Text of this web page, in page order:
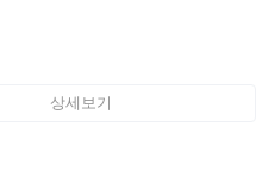
상세보기